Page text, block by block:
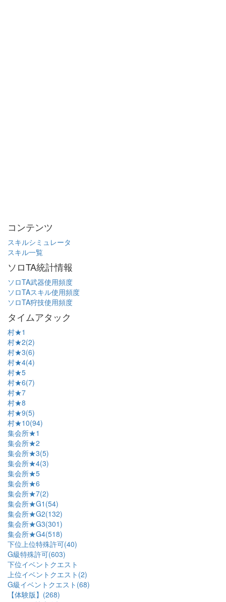
コンテンツ
スキルシミュレータ
スキル一覧
ソロTA統計情報
ソロTA武器使用頻度
ソロTAスキル使用頻度
ソロTA狩技使用頻度
タイムアタック
村★1
村★2(2)
村★3(6)
村★4(4)
村★5
村★6(7)
村★7
村★8
村★9(5)
村★10(94)
集会所★1
集会所★2
集会所★3(5)
集会所★4(3)
集会所★5
集会所★6
集会所★7(2)
集会所★G1(54)
集会所★G2(132)
集会所★G3(301)
集会所★G4(518)
下位上位特殊許可(40)
G級特殊許可(603)
下位イベントクエスト
上位イベントクエスト(2)
G級イベントクエスト(68)
【体験版】(268)